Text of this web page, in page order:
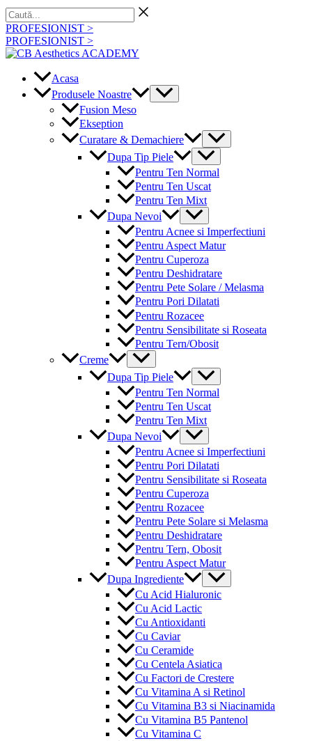
Skip
to
content
Caută...
PROFESIONIST >
PROFESIONIST >
Acasa
Produsele Noastre
Menu
Toggle
Fusion Meso
Ekseption
Curatare & Demachiere
Menu
Toggle
Dupa Tip Piele
Menu
Toggle
Pentru Ten Normal
Pentru Ten Uscat
Pentru Ten Mixt
Dupa Nevoi
Menu
Toggle
Pentru Acnee si Imperfectiuni
Pentru Aspect Matur
Pentru Cuperoza
Pentru Deshidratare
Pentru Pete Solare / Melasma
Pentru Pori Dilatati
Pentru Rozacee
Pentru Sensibilitate si Roseata
Pentru Tern/Obosit
Creme
Menu
Toggle
Dupa Tip Piele
Menu
Toggle
Pentru Ten Normal
Pentru Ten Uscat
Pentru Ten Mixt
Dupa Nevoi
Menu
Toggle
Pentru Acnee si Imperfectiuni
Pentru Pori Dilatati
Pentru Sensibilitate si Roseata
Pentru Cuperoza
Pentru Rozacee
Pentru Pete Solare si Melasma
Pentru Deshidratare
Pentru Tern, Obosit
Pentru Aspect Matur
Dupa Ingrediente
Menu
Toggle
Cu Acid Hialuronic
Cu Acid Lactic
Cu Antioxidanti
Cu Caviar
Cu Ceramide
Cu Centela Asiatica
Cu Factori de Crestere
Cu Vitamina A si Retinol
Cu Vitamina B3 si Niacinamida
Cu Vitamina B5 Pantenol
Cu Vitamina C